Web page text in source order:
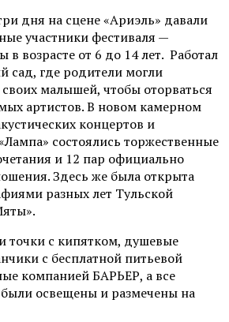
дня на сцене«Ариэль» давали
участники фестиваля —
в возрасте от 6 до 14 лет. Работал
сад, где родители могли
малышей, чтобы оторваться
артистов. В новом камерном
концертов и
состоялись торжественные
и 12 пар официально
Здесь же была открыта
разных лет Тульской
точки с кипятком, душевые
с бесплатной питьевой
компанией БАРЬЕР, а все
были освещены и размечены на